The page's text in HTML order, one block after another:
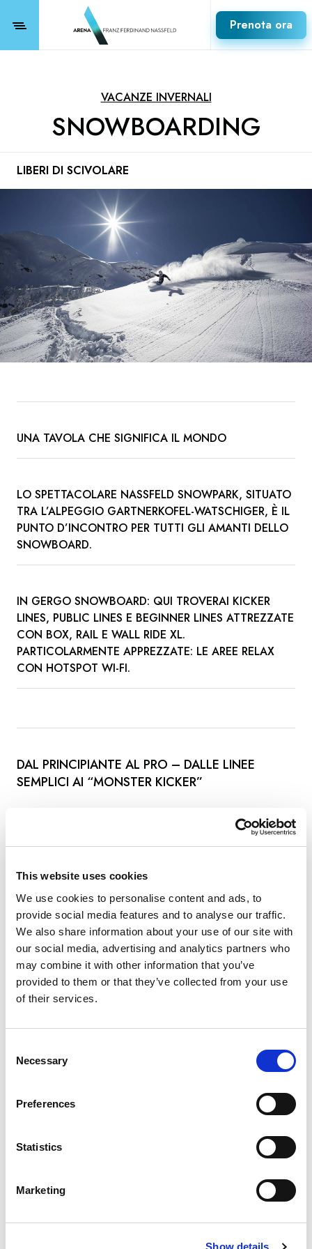
This website uses cookies
We use cookies to personalise content and ads, to
provide social media features and to analyse our traffic.
We also share information about your use of our site with
our social media, advertising and analytics partners who
may combine it with other information that you’ve
provided to them or that they’ve collected from your use
of their services.
Selection
Necessary
Preferences
Statistics
Marketing
Show details
Prenota ora
VACANZE INVERNALI
SNOWBOARDING
LIBERI DI SCIVOLARE
UNA TAVOLA CHE SIGNIFICA IL MONDO
LO SPETTACOLARE NASSFELD SNOWPARK, SITUATO
TRA L’ALPEGGIO GARTNERKOFEL-WATSCHIGER, È IL
PUNTO D’INCONTRO PER TUTTI GLI AMANTI DELLO
SNOWBOARD.
IN GERGO SNOWBOARD: QUI TROVERAI KICKER
LINES, PUBLIC LINES E BEGINNER LINES ATTREZZATE
CON BOX, RAIL E WALL RIDE XL.
PARTICOLARMENTE APPREZZATE: LE AREE RELAX
CON HOTSPOT WI-FI.
DAL PRINCIPIANTE AL PRO – DALLE LINEE
SEMPLICI AI “MONSTER KICKER”
La cosa migliore? Il parco è adatto a tutti i
livelli. Sulle linee per principianti e intermedie
con un tubo inclinato di 6 metri, un "down donkey"
di 9 metri e l’impressionante monster kicker.
WORKSHOP GRATUITI OGNI DOMENICA PER